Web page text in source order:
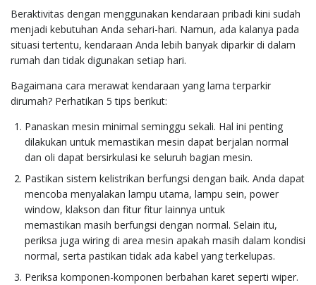
Beraktivitas dengan menggunakan kendaraan pribadi kini sudah
menjadi kebutuhan Anda sehari-hari. Namun, ada kalanya pada
situasi tertentu, kendaraan Anda lebih banyak diparkir di dalam
rumah dan tidak digunakan setiap hari.
Bagaimana cara merawat kendaraan yang lama terparkir
dirumah? Perhatikan 5 tips berikut:
Panaskan mesin minimal seminggu sekali. Hal ini penting
dilakukan untuk memastikan mesin dapat berjalan normal
dan oli dapat bersirkulasi ke seluruh bagian mesin.
Pastikan sistem kelistrikan berfungsi dengan baik. Anda dapat
mencoba menyalakan lampu utama, lampu sein, power
window, klakson dan fitur fitur lainnya untuk
memastikan masih berfungsi dengan normal. Selain itu,
periksa juga wiring di area mesin apakah masih dalam kondisi
normal, serta pastikan tidak ada kabel yang terkelupas.
Periksa komponen-komponen berbahan karet seperti wiper.